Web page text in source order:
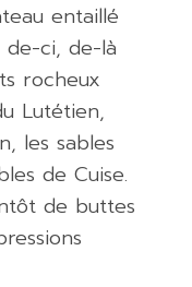
entaillé
ci, de-là
rocheux
Lutétien,
les sables
de Cuise.
de buttes